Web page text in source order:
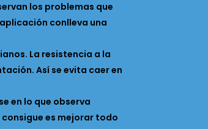
los problemas que
conlleva una
La resistencia a la
Así se evita caer en
en lo que observa
consigue es mejorar todo